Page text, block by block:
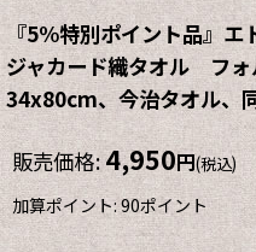
『5%特別ポイント品』
ジャカード織タオル フ
34x80cm、今治タオル、
販売価格:4,950円(税込)
加算ポイント: 90ポイント